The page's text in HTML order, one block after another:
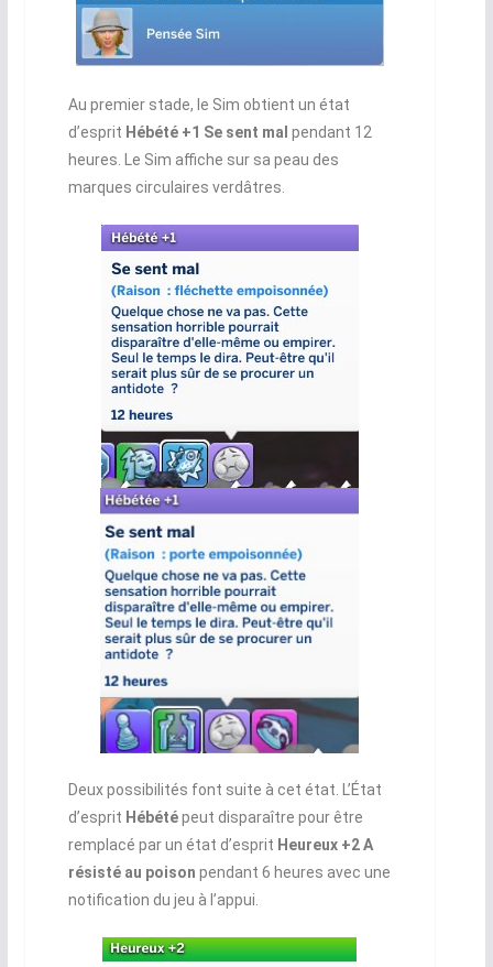
Au premier stade, le Sim obtient un état
d’esprit Hébété +1 Se sent mal pendant 12
heures. Le Sim affiche sur sa peau des
marques circulaires verdâtres.
Deux possibilités font suite à cet état. L’État
d’esprit Hébétépeut disparaître pour être
remplacé par un état d’esprit Heureux +2 A
résisté au poison pendant 6 heures avec une
notification du jeu à l’appui.